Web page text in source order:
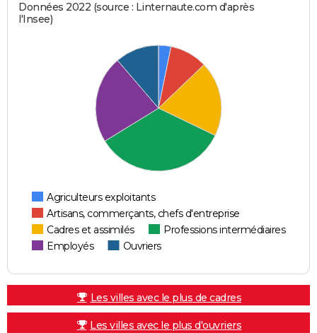
Données 2022 (source : Linternaute.com d'après
l'Insee)
Agriculteurs exploitants
Artisans, commerçants, chefs d'entreprise
Cadres et assimilés
Professions intermédiaires
Employés
Ouvriers
Les villes avec le plus de cadres
Les villes avec le plus d'ouvriers